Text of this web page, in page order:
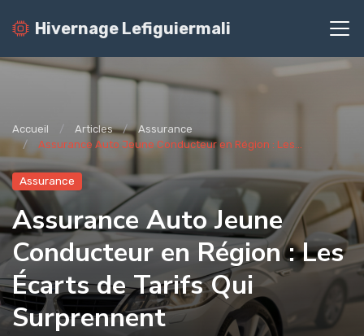
Hivernage Lefiguiermali
Accueil Articles
Assurance
Assurance Auto Jeune Conducteur en Région : Les...
Assurance
Assurance Auto Jeune
Conducteur en Région : Les
Écarts de Tarifs Qui
Surprennent